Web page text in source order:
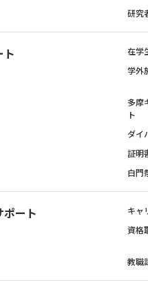
研究
ト 在学
学外
多摩
ト
ダイ
証明
白門
ポート キャ
資格
教職